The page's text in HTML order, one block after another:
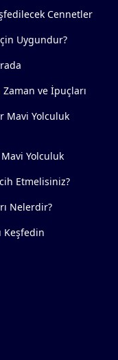
Cennetler
Uygundur?
ve İpuçları
Mavi Yolculuk
Yolculuk
Etmelisiniz?
Nelerdir?
Keşfedin